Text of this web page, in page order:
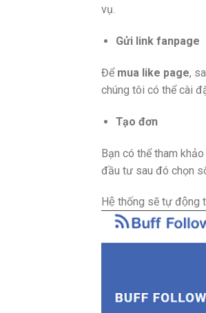
vụ.
Gửi link fanpage
Để mua like page,
chúng tôi có thể cài
Tạo đơn
Bạn có thể tham khảo
đầu tư sau đó chọn
Hệ thống sẽ tự động